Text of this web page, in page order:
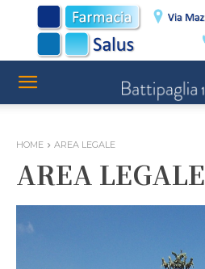
HOME AREA LEGALE
AREA LEGALE